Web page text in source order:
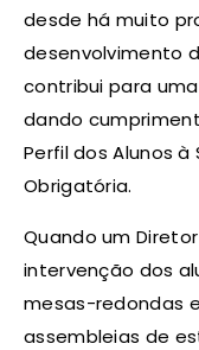
desde há muito
desenvolvimento
contribui para
dando
Perfil dos Alunos
Obrigatória.
Quando um
intervenção dos
mesas-redondas
assembleias de